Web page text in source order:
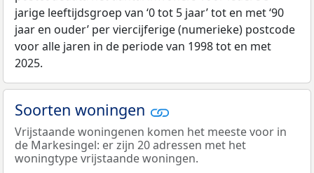
jarige leeftijdsgroep van ‘0 tot 5 jaar’ tot en met ‘90
jaar en ouder’ per viercijferige (numerieke) postcode
voor alle jaren in de periode van 1998 tot en met
2025.
Soorten woningen
Vrijstaande woningenen komen het meeste voor in
de Markesingel: er zijn 20 adressen met het
woningtype vrijstaande woningen.